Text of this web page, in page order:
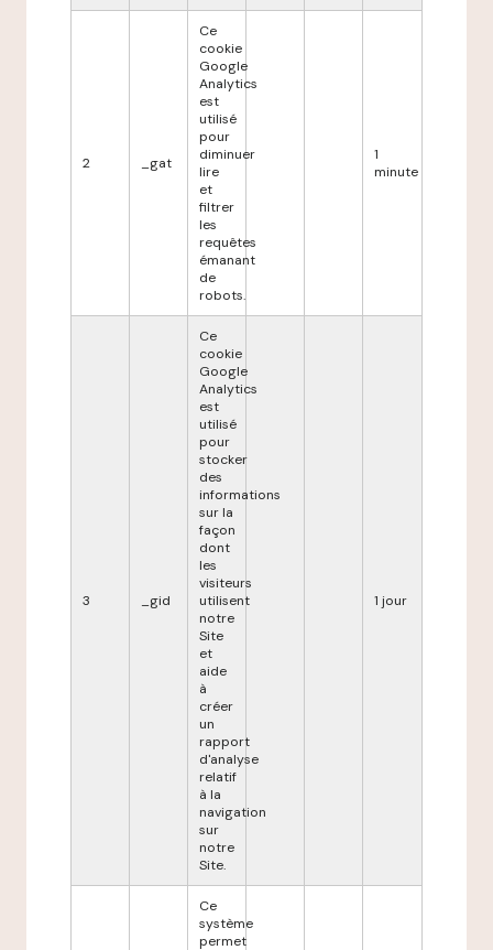
2 _gat
Ce
cookie
Google
Analytics
est
utilisé
pour
diminuer
lire
et
filtrer
les
requêtes
émanant
de
robots.
1
minute
3 _gid
Ce
cookie
Google
Analytics
est
utilisé
pour
stocker
des
informations
sur la
façon
dont
les
visiteurs
utilisent
notre
Site
et
aide
à
créer
un
rapport
d'analyse
relatif
à la
navigation
sur
notre
Site.
1 jour
Ce
système
permet